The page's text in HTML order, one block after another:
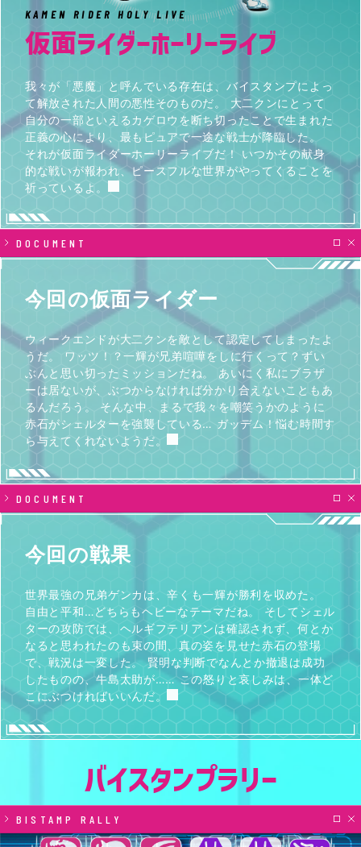
KAMEN RIDER HOLY LIVE
仮面ライダーホーリーライブ
我々が「悪魔」と呼んでいる存在は、バイスタンプによっ
て解放された人間の悪性そのものだ。 大二クンにとって
自分の一部といえるカゲロウを断ち切ったことで生まれた
正義の心により、最もピュアで一途な戦士が降臨した。
それが仮面ライダーホーリーライブだ！ いつかその献身
的な戦いが報われ、ピースフルな世界がやってくることを
祈っているよ。
DOCUMENT
今回の仮面ライダー
ウィークエンドが大二クンを敵として認定してしまったよ
うだ。 ワッツ！？一輝が兄弟喧嘩をしに行くって？ずい
ぶんと思い切ったミッションだね。 あいにく私にブラザ
ーは居ないが、ぶつからなければ分かり合えないこともあ
るんだろう。 そんな中、まるで我々を嘲笑うかのように
赤石がシェルターを強襲している… ガッデム！悩む時間す
ら与えてくれないようだ。
DOCUMENT
今回の戦果
世界最強の兄弟ゲンカは、辛くも一輝が勝利を収めた。
自由と平和…どちらもヘビーなテーマだね。 そしてシェル
ターの攻防では、ヘルギフテリアンは確認されず、何とか
なると思われたのも束の間、真の姿を見せた赤石の登場
で、戦況は一変した。 賢明な判断でなんとか撤退は成功
したものの、牛島太助が…… この怒りと哀しみは、一体ど
こにぶつければいいんだ。
バイスタンプラリー
BISTAMP RALLY